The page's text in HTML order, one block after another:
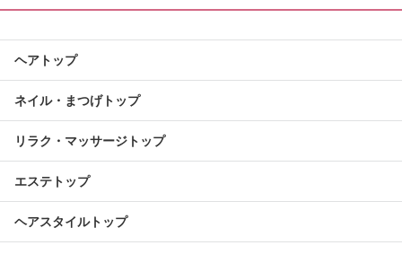
ヘアトップ
ネイル・まつげトップ
リラク・マッサージトップ
エステトップ
ヘアスタイルトップ